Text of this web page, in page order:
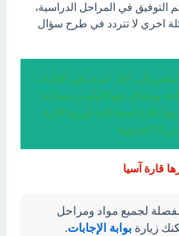
التوفيق في المراحل الدراسية،
اخري لا تتردد في طرح سؤال
إلى كتل كبرى هي القارات
ويشكل فيها اليابس مساحة
قارة آسيا قارة أوروبا قارة
أمريكا الجنوبية
قارة آسيا
لجميع مواد ومراحل
زيارة بوابة الإجابات.